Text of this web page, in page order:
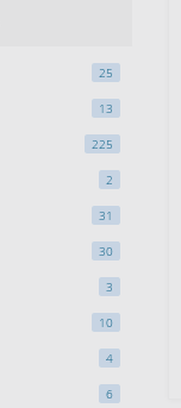
25
13
225
2
31
30
3
10
4
6